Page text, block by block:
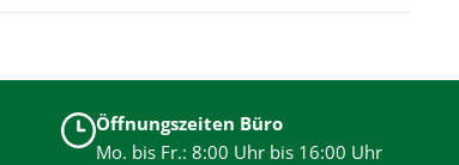
Öffnungszeiten Büro
Mo. bis Fr.: 8:00 Uhr bis 16:00 Uhr